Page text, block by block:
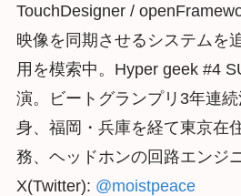
TouchDesigner /
映像を同期させるシステムを
用を模索中。Hyper geek #4
演。ビートグランプリ3年連
身、福岡・兵庫を経て東京在
務、ヘッドホンの回路エンジ
X(Twitter): @moistpeace